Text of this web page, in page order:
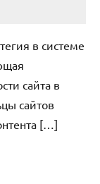
в системе
сайта в
сайтов
[…]